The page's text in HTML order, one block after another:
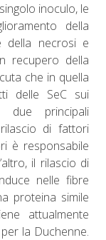
inoculo, le
della
della necrosi e
recupero della
che in quella
delle SeC sui
principali
di fattori
è responsabile
il rilascio di
nelle fibre
proteina simile
attualmente
la Duchenne.